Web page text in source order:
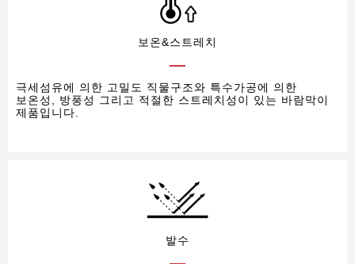
보온&스트레치
극세섬유에 의한 고밀도 직물구조와 특수가공에 의한
보온성, 방풍성 그리고 적절한 스트레치성이 있는 바람막이
제품입니다.
발수